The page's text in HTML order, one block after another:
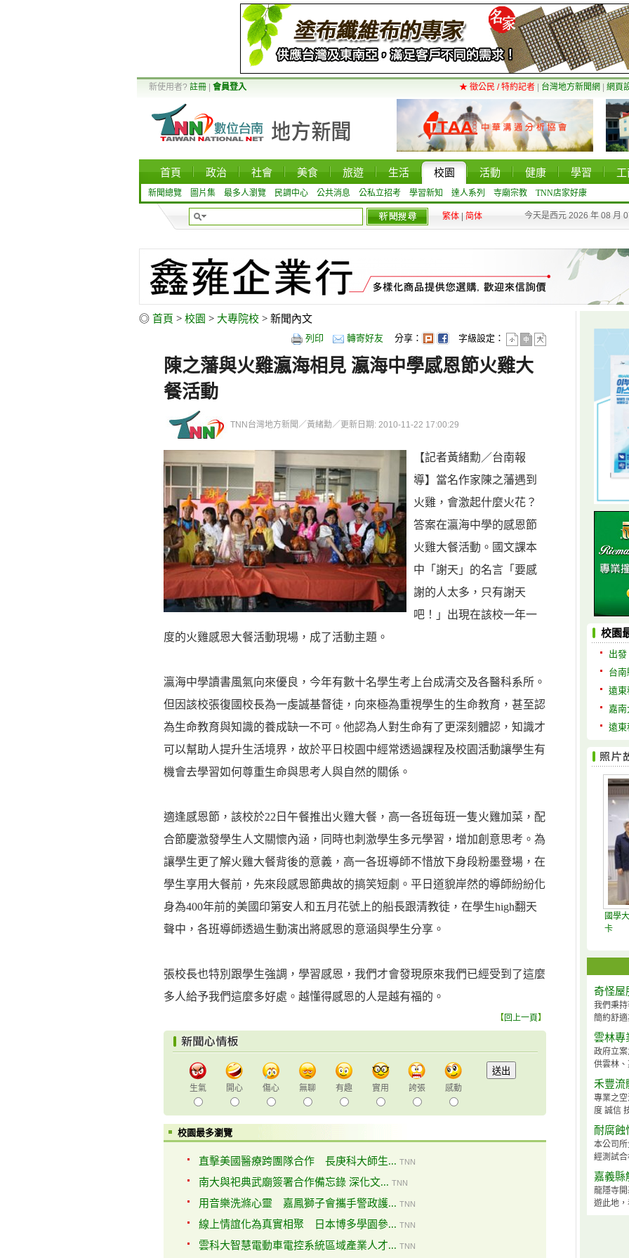
新使用者? 註冊 會員登入 ★ 徵公民 / 特約記者 台灣地方新聞網 網頁
首頁 政治 社會 美食 旅遊 生活 校園 活動 健康 學習 工
新聞總覽 圖片集 最多人瀏覽 民調中心 公共消息 公私立招考 學習新知 達人系列 寺廟宗教 TNN店家好康
繁体 简体 今天是西元 2026 年 08 月
◎ 首頁 > 校園 > 大專院校 > 新聞內文
列印 轉寄好友 分享： 字級設定：
陳之藩與火雞瀛海相見 瀛海中學感恩節火雞大
餐活動
TNN台灣地方新聞／黃緒勳／更新日期: 2010-11-22 17:00:29
【記者黃緒勳／台南報
導】當名作家陳之藩遇到
火雞，會激起什麼火花？
答案在瀛海中學的感恩節
火雞大餐活動。國文課本
中「謝天」的名言「要感
謝的人太多，只有謝天
吧！」出現在該校一年一
度的火雞感恩大餐活動現場，成了活動主題。
瀛海中學讀書風氣向來優良，今年有數十名學生考上台成清交及各醫科系所。
但因該校張復國校長為一虔誠基督徒，向來極為重視學生的生命教育，甚至認
為生命教育與知識的養成缺一不可。他認為人對生命有了更深刻體認，知識才
可以幫助人提升生活境界，故於平日校園中經常透過課程及校園活動讓學生有
機會去學習如何尊重生命與思考人與自然的關係。
適逢感恩節，該校於22日午餐推出火雞大餐，高一各班每班一隻火雞加菜，配
合節慶激發學生人文關懷內涵，同時也刺激學生多元學習，增加創意思考。為
讓學生更了解火雞大餐背後的意義，高一各班導師不惜放下身段粉墨登場，在
學生享用大餐前，先來段感恩節典故的搞笑短劇。平日道貌岸然的導師紛紛化
身為400年前的美國印第安人和五月花號上的船長跟清教徒，在學生high翻天
聲中，各班導師透過生動演出將感恩的意涵與學生分享。
張校長也特別跟學生強調，學習感恩，我們才會發現原來我們已經受到了這麼
多人給予我們這麼多好處。越懂得感恩的人是越有福的。
【回上一頁】
生氣 開心 傷心 無聊 有趣 實用 誇張 感動
校園最多瀏覽
直擊美國醫療跨團隊合作 長庚科大師生... TNN
南大與祀典武廟簽署合作備忘錄 深化文... TNN
用音樂洗滌心靈 嘉鳳獅子會攜手警政護... TNN
線上情誼化為真實相聚 日本博多學園參... TNN
雲科大智慧電動車電控系統區域產業人才... TNN
校園
出
台
遠東
嘉南
遠東
國學
卡
奇怪屋
我們秉
簡約舒
雲林專
政府立
供雲林
禾豐流
專業之
度 誠信
耐腐蝕
本公司
經測試
嘉義縣
龍隱寺
遊此地